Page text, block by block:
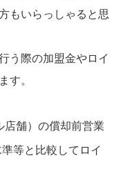
もいらっしゃると思
う際の加盟金やロイ
。
舗）の償却前営業
等と比較してロイ